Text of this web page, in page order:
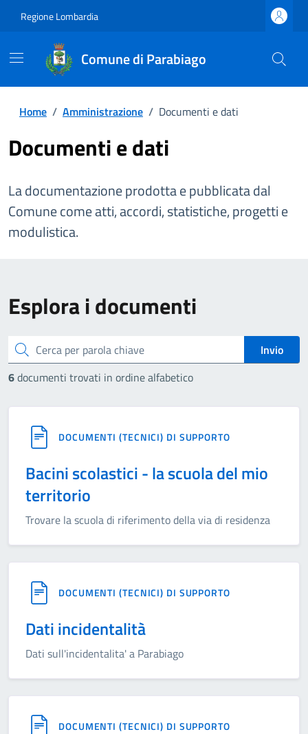
Regione Lombardia
Comune di Parabiago
Home / Amministrazione / Documenti e dati
Documenti e dati
La documentazione prodotta e pubblicata dal
Comune come atti, accordi, statistiche, progetti e
modulistica.
Esplora i documenti
cerca
Invio
6documenti trovati in ordine alfabetico
DOCUMENTI (TECNICI) DI SUPPORTO
Bacini scolastici - la scuola del mio
territorio
Trovare la scuola di riferimento della via di residenza
DOCUMENTI (TECNICI) DI SUPPORTO
Dati incidentalità
Dati sull'incidentalita' a Parabiago
DOCUMENTI (TECNICI) DI SUPPORTO